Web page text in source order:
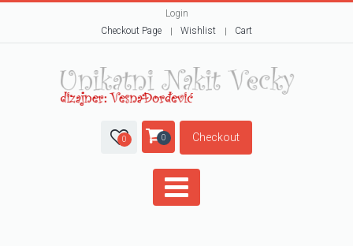
Login
Checkout Page
Wishlist Cart
0 0 Checkout